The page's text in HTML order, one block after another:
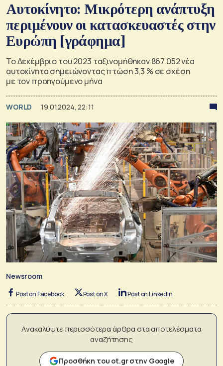
Αυτοκίνητο: Μικρότερη ανάπτυξη
περιμένουν οι κατασκευαστές στην
Ευρώπη [γράφημα]
Το Δεκέμβριο του 2023 ταξινομήθηκαν 867.052 νέα
αυτοκίνητα σημειώνοντας πτώση 3,3 % σε σχέση
με τον προηγούμενο μήνα
WORLD 19.01.2024, 22:11
Newsroom
Post on Facebook Post on X Post on LinkedIn
Ανακαλύψτε περισσότερα άρθρα στα αποτελέσματα
αναζήτησης
Προσθήκη του ot.gr στην Google